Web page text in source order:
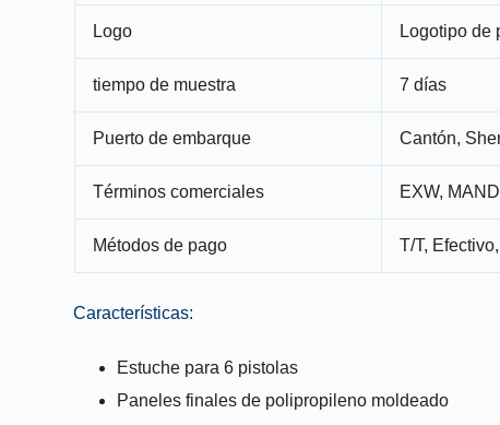
Logo Logotipo de
tiempo de muestra 7 días
Puerto de embarque Cantón,
Términos comerciales EXW,
Métodos de pago T/T,
Características:
Estuche para 6 pistolas
Paneles finales de polipropileno moldeado